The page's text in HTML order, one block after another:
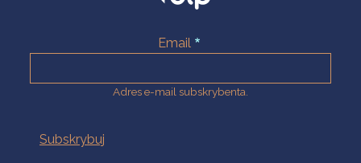
Email
Adres e-mail subskrybenta.